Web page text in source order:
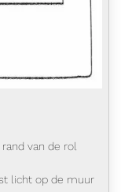
van de rol
licht op de muur